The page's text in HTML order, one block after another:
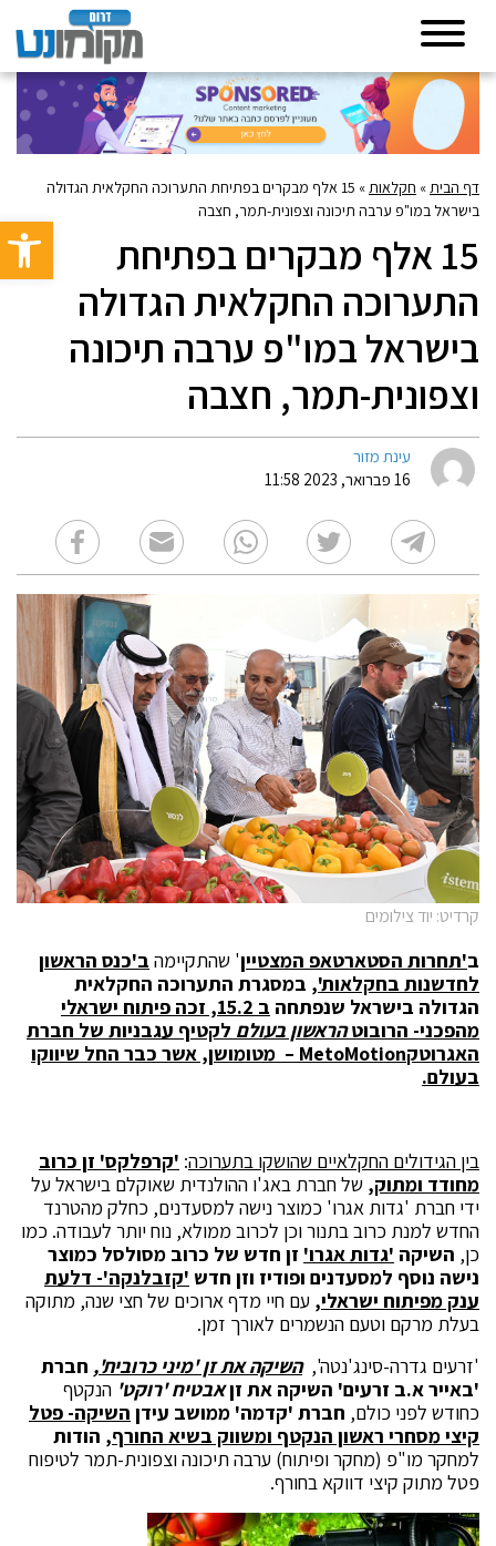
פתח
דף הבית» חקלאות»
15 אלף מבקרים בפתיחת התערוכה החקלאית הגדולה
בישראל במו"פ ערבה תיכונה וצפונית-תמר, חצבה
15 אלף מבקרים בפתיחת
התערוכה החקלאית הגדולה
בישראל במו"פ ערבה תיכונה
וצפונית-תמר, חצבה
עינת מזור
16 פברואר, 2023 11:58
קרדיט: יוד צילומים
ב'תחרות הסטארטאפ המצטיין' שהתקיימה ב'כנס הראשון
לחדשנות בחקלאות', במסגרת התערוכה החקלאית
הגדולה בישראל שנפתחה
ב 15.2, זכה פיתוח ישראלי
מהפכני- הרובוטהראשון בעולםלקטיף עגבניות של חברת
האגרוטקMetoMotion –
מטומושן, אשר כבר החל שיווקו
בעולם.
בין הגידולים החקלאיים שהושקו בתערוכה: 'קרפלקס' זן כרוב
מחודד ומתוק,של חברת באג'ו ההולנדית שאוקלם בישראל על
ידי חברת 'גדות אגרו' כמוצר נישה למסעדנים, כחלק מהטרנד
החדש למנת כרוב בתנור וכן לכרוב ממולא, נוח יותר לעבודה. כמו
כן,השיקה 'גדות אגרו'זן חדש של כרוב מסולסל כמוצר
נישה נוסף למסעדנים ופודיז וזן חדש 'קזבלנקה'- דלעת
ענק מפיתוח ישראלי, עם חיי מדף ארוכים של חצי שנה, מתוקה
בעלת מרקם וטעם הנשמרים לאורך זמן.
'זרעים גדרה-סינג'נטה', השיקה את זן 'מיני כרובית', חברת
'באייר א.ב זרעים' השיקה את זןאבטיח 'רוקט' הנקטף
כחודש לפני כולם, חברת 'קדמה' ממושב עידן השיקה- פטל
קיצי מסחרי ראשון הנקטף ומשווק בשיא החורף, הודות
למחקר מו"פ (מחקר ופיתוח) ערבה תיכונה וצפונית-תמר לטיפוח
פטל מתוק קיצי דווקא בחורף.